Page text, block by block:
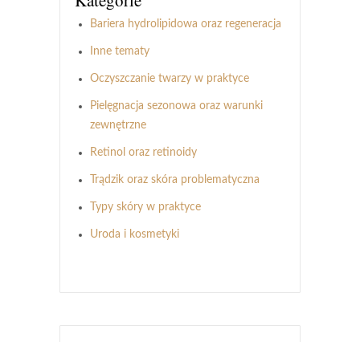
Bariera hydrolipidowa oraz regeneracja
Inne tematy
Oczyszczanie twarzy w praktyce
Pielęgnacja sezonowa oraz warunki
zewnętrzne
Retinol oraz retinoidy
Trądzik oraz skóra problematyczna
Typy skóry w praktyce
Uroda i kosmetyki